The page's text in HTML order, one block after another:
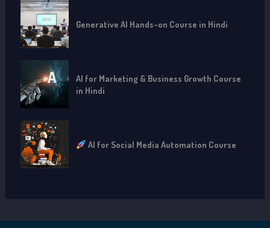
Generative AI Hands-on Course in Hindi
AI for Marketing & Business Growth Course
in Hindi
AI for Social Media Automation Course